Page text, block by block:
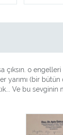
çıksın. o
yarımı (bir
Ve bu